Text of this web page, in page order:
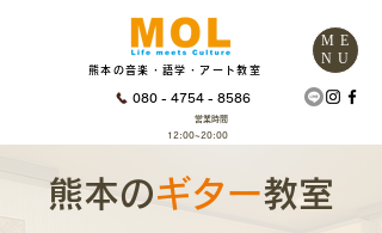
熊本の音楽・語学・アート教室
080 - 4754 - 8586
営業時間
12:00~20:00
ME
NU
​熊本のギター教室